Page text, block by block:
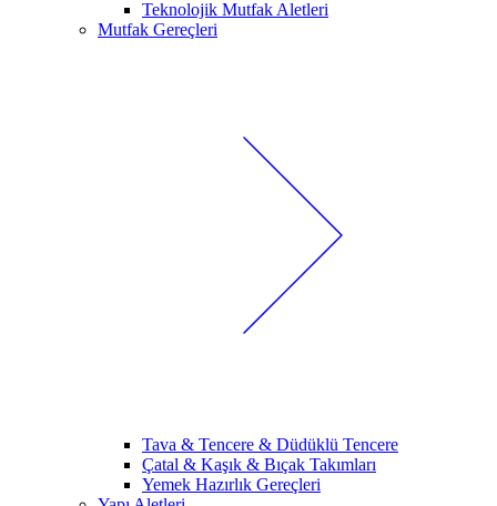
Teknolojik Mutfak Aletleri
Mutfak Gereçleri
Tava & Tencere & Düdüklü Tencere
Çatal & Kaşık & Bıçak Takımları
Yemek Hazırlık Gereçleri